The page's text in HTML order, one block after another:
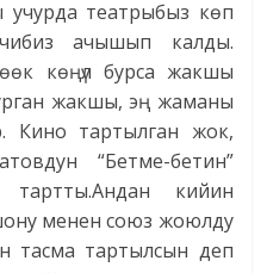
театрыбыз көп
ачышып калды.
көңүл бурса жакшы
жакшы, эң жаманы
Кино тартылган жок,
“Бетме-бетин”
тартты.Андан кийин
менен союз жоюлду
тасма тартылсын деп